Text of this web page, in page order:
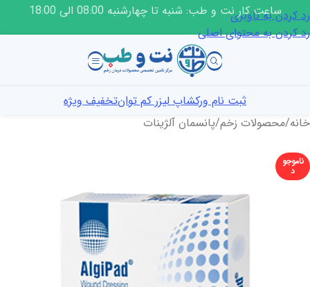
رد کردن به ناوبری
رد کردن به محتوای اصلی
ساعت کار نت و طب: شنبه تا چهارشنبه 08:00 الی 18:00
ثبت نام ورکشاپ لیزر کم توانتخفیف ویژه
خانه/محصولات زخم/پانسمان آلژینات
ناموجو
د